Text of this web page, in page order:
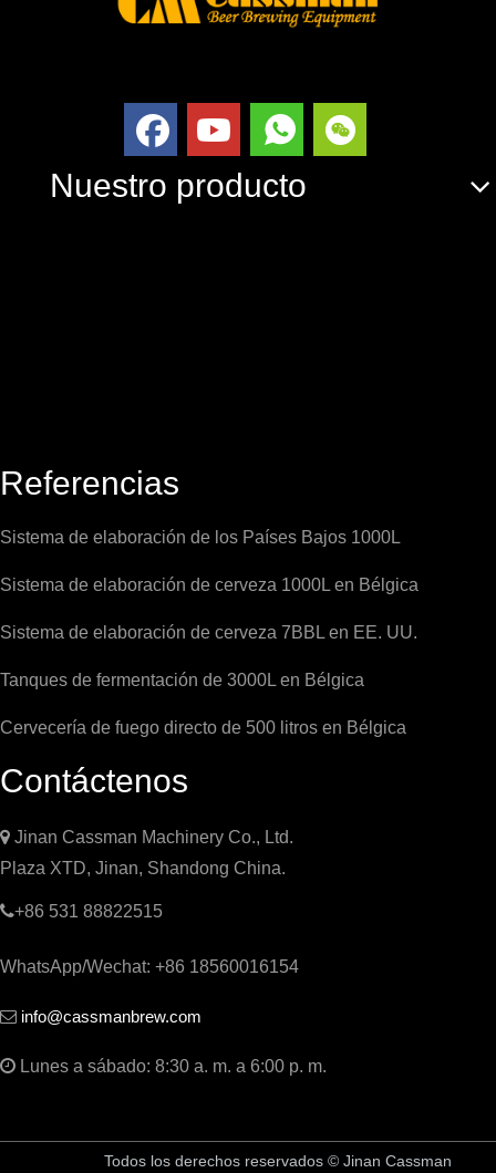
Nuestro producto
Referencias
Sistema de elaboración de los Países Bajos 1000L
Sistema de elaboración de cerveza 1000L en Bélgica
Sistema de elaboración de cerveza 7BBL en EE. UU.
Tanques de fermentación de 3000L en Bélgica
Cervecería de fuego directo de 500 litros en Bélgica
Contáctenos
 Jinan Cassman Machinery Co., Ltd.
Plaza XTD, Jinan, Shandong China.
+86 531 88822515
WhatsApp/Wechat: +86 18560016154
 info@cassmanbrew.com
 Lunes a sábado: 8:30 a. m. a 6:00 p. m.
Todos los derechos reservados © Jinan Cassman